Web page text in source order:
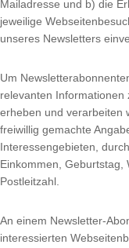
Mailadresse und b) die
jeweilige
unseres Newsletters
Um
relevanten Informationen
erheben und verarbeiten
freiwillig gemachte
Interessengebieten,
Einkommen, Geburtstag,
Postleitzahl.
An einem Newsletter-
interessierten